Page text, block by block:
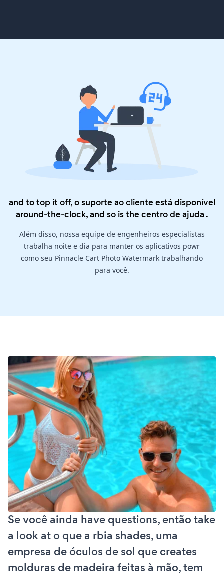
and to top it off, o suporte ao cliente está disponível
around-the-clock, and so is thecentro de ajuda .
Além disso, nossa equipe de engenheiros especialistas
trabalha noite e dia para manter os aplicativos powr
como seu Pinnacle Cart Photo Watermark trabalhando
para você.
Se você ainda have questions, então take
a look at o que a rbia shades, uma
empresa de óculos de sol que creates
molduras de madeira feitas à mão, tem